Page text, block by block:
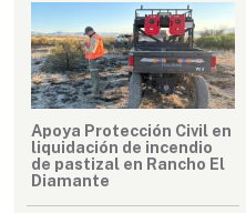
Apoya Protección Civil en
liquidación de incendio
de pastizal en Rancho El
Diamante